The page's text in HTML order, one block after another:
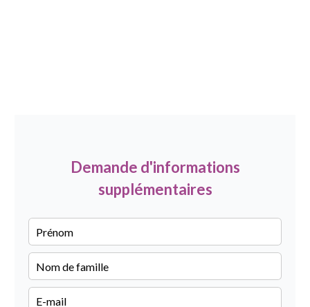
Demande d'informations
supplémentaires